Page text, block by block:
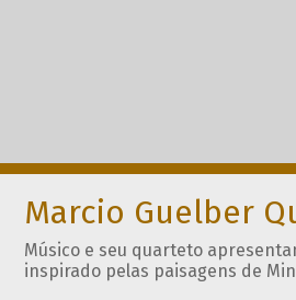
Marcio Guelber
Músico e seu quarteto
inspirado pelas paisagens de